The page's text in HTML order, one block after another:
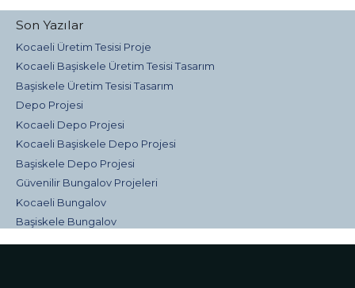
Son Yazılar
Kocaeli Üretim Tesisi Proje
Kocaeli Başiskele Üretim Tesisi Tasarım
Başiskele Üretim Tesisi Tasarım
Depo Projesi
Kocaeli Depo Projesi
Kocaeli Başiskele Depo Projesi
Başiskele Depo Projesi
Güvenilir Bungalov Projeleri
Kocaeli Bungalov
Başiskele Bungalov